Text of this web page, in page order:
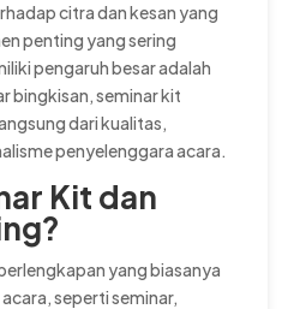
citra dan kesan yang
penting yang sering
pengaruh besar adalah
bingkisan, seminar kit
dari kualitas,
penyelenggara acara.
Kit dan
yang biasanya
seperti seminar,